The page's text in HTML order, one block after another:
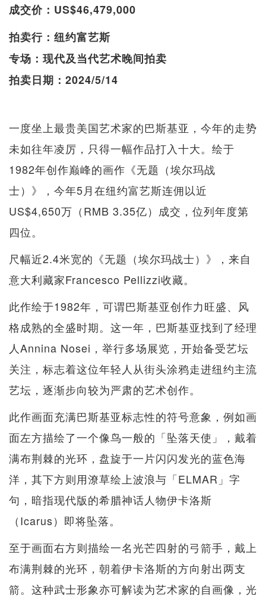
成交价：US$46,479,000
拍卖行：纽约富艺斯
专场：现代及当代艺术晚间拍卖
拍卖日期：2024/5/14
一度坐上最贵美国艺术家的巴斯基亚，今年的走势
未如往年凌厉，只得一幅作品打入十大。绘于
1982年创作巅峰的画作《无题（埃尔玛战
士）》，今年5月在纽约富艺斯连佣以近
US$4,650万（RMB 3.35亿）成交，位列年度第
四位。
尺幅近2.4米宽的《无题（埃尔玛战士）》，来自
意大利藏家Francesco Pellizzi收藏。
此作绘于1982年，可谓巴斯基亚创作力旺盛、风
格成熟的全盛时期。这一年，巴斯基亚找到了经理
人Annina Nosei，举行多场展览，开始备受艺坛
关注，标志着这位年轻人从街头涂鸦走进纽约主流
艺坛，逐渐步向较为严肃的艺术创作。
此作画面充满巴斯基亚标志性的符号意象，例如画
面左方描绘了一个像鸟一般的「坠落天使」，戴着
满布荆棘的光环，盘旋于一片闪闪发光的蓝色海
洋，其下方则用潦草绘上波浪与「ELMAR」字
句，暗指现代版的希腊神话人物伊卡洛斯
（Icarus）即将坠落。
至于画面右方则描绘一名光芒四射的弓箭手，戴上
布满荆棘的光环，朝着伊卡洛斯的方向射出两支
箭。这种武士形象亦可解读为艺术家的自画像，光